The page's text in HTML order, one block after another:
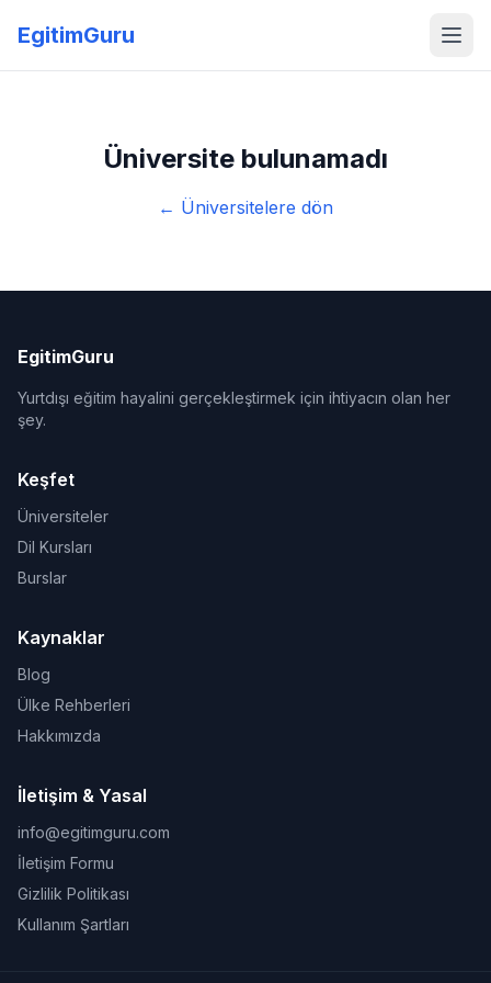
EgitimGuru
Üniversite bulunamadı
← Üniversitelere dön
EgitimGuru
Yurtdışı eğitim hayalini gerçekleştirmek için ihtiyacın olan her
şey.
Keşfet
Üniversiteler
Dil Kursları
Burslar
Kaynaklar
Blog
Ülke Rehberleri
Hakkımızda
İletişim & Yasal
info@egitimguru.com
İletişim Formu
Gizlilik Politikası
Kullanım Şartları